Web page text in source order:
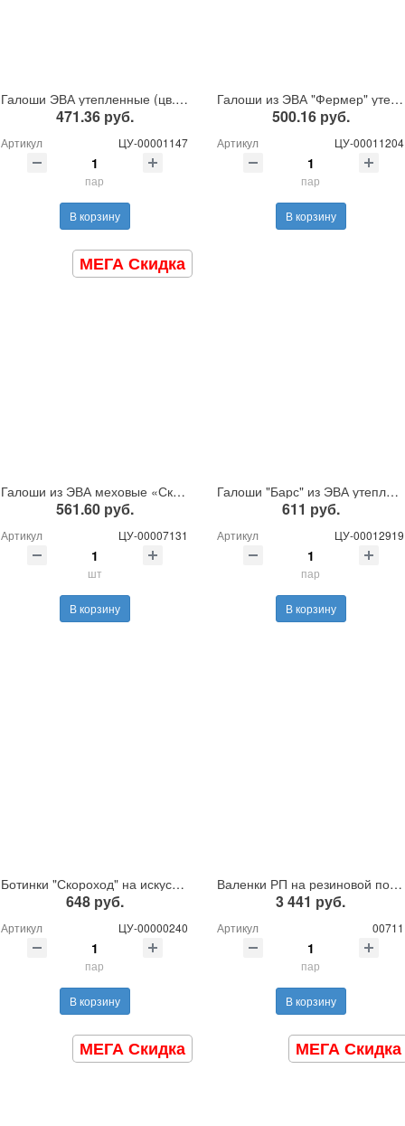
Галоши ЭВА утепленные (цв. черные)
471.36 руб.
Артикул ЦУ-00001147
пар
В корзину
Галоши из ЭВА "Фермер" утепленные
500.16 руб.
Артикул ЦУ-00011204
пар
В корзину
МЕГА Скидка
Галоши из ЭВА меховые «Скороходы»
561.60 руб.
Артикул ЦУ-00007131
шт
В корзину
Галоши "Барс" из ЭВА утепленные Г-021 белые
611 руб.
Артикул ЦУ-00012919
пар
В корзину
Ботинки "Скороход" на искусственном меху
648 руб.
Артикул ЦУ-00000240
пар
В корзину
Валенки РП на резиновой подошве
3 441 руб.
Артикул 00711
пар
В корзину
МЕГА Скидка МЕГА Скидка